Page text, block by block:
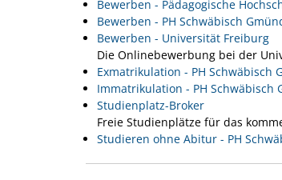
Bewerben - Pädagogische
Bewerben - PH Schwäbisch
Bewerben - Universität Freiburg
Die Onlinebewerbung bei der
Exmatrikulation - PH Schwäbisch
Immatrikulation - PH Schwäbisch
Studienplatz-Broker
Freie Studienplätze für das
Studieren ohne Abitur - PH